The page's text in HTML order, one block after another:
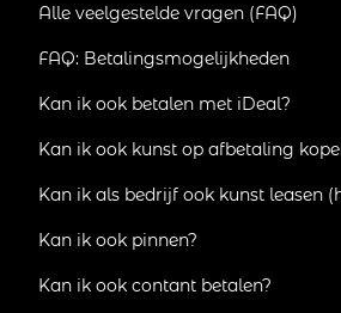
Alle veelgestelde vragen (FAQ)
FAQ: Betalingsmogelijkheden
Kan ik ook betalen met iDeal?
Kan ik ook kunst op afbetaling
Kan ik als bedrijf ook kunst leasen
Kan ik ook pinnen?
Kan ik ook contant betalen?